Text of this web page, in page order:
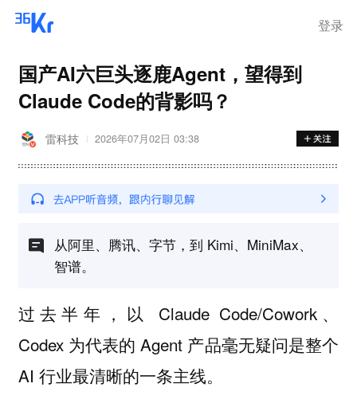
登录
国产AI六巨头逐鹿Agent，望得到
Claude Code的背影吗？
雷科技 2026年07月02日 03:38
从阿里、腾讯、字节，到 Kimi、MiniMax、
智谱。
过去半年，以 Claude Code/Cowork、
Codex 为代表的 Agent 产品毫无疑问是整个
AI 行业最清晰的一条主线。